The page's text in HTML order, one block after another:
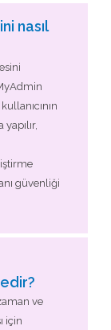
nasıl
güvenliği
ve
için